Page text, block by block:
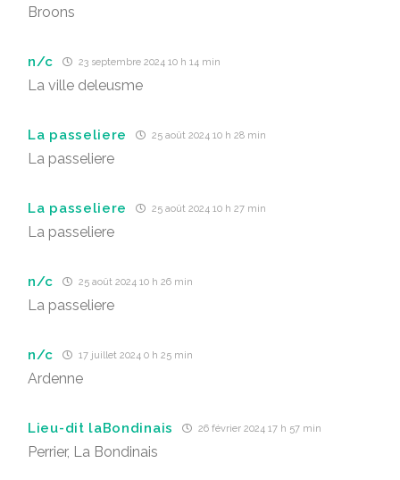
Broons
n/c 23 septembre 2024 10 h 14 min
La ville deleusme
La passeliere 25 août 2024 10 h 28 min
La passeliere
La passeliere 25 août 2024 10 h 27 min
La passeliere
n/c 25 août 2024 10 h 26 min
La passeliere
n/c 17 juillet 2024 0 h 25 min
Ardenne
Lieu-dit laBondinais 26 février 2024 17 h 57 min
Perrier, La Bondinais